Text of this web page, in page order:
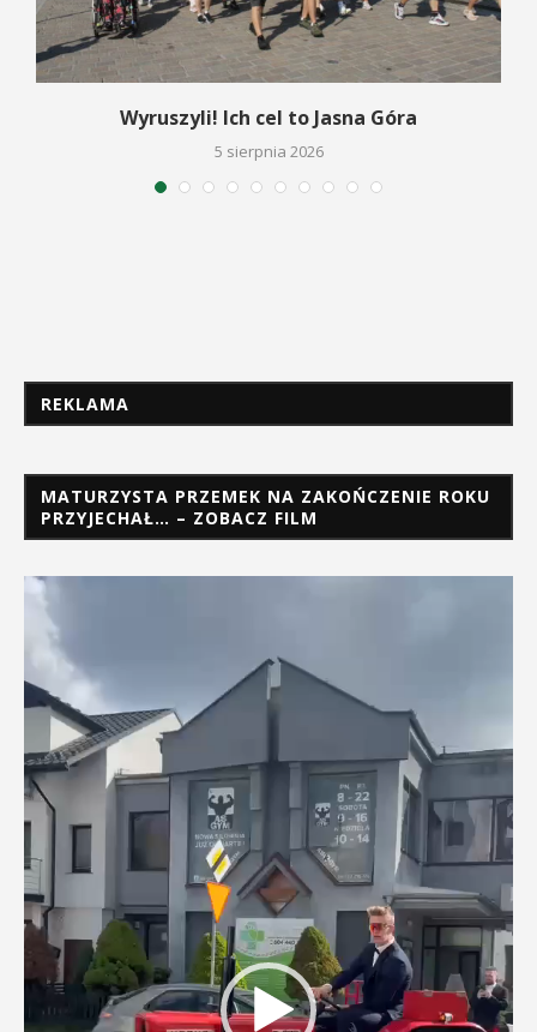
Wyruszyli! Ich cel to Jasna Góra
5 sierpnia 2026
REKLAMA
MATURZYSTA PRZEMEK NA ZAKOŃCZENIE ROKU
PRZYJECHAŁ… – ZOBACZ FILM
Odtwarzacz